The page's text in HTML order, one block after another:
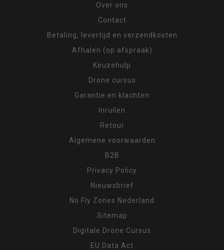
Over ons
Contact
Betaling, levertijd en verzendkosten
Afhalen (op afspraak)
Keuzehulp
Drone cursus
Garantie en klachten
Inruilen
Retour
Algemene voorwaarden
B2B
Privacy Policy
Nieuwsbrief
No Fly Zones Nederland
Sitemap
Digitale Drone Cursus
EU Data Act